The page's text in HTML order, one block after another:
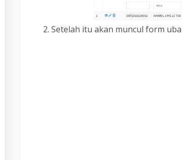
Setelah itu akan muncul form